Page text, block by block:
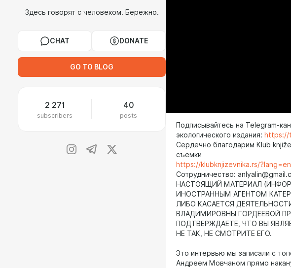
Здесь говорят с человеком. Бережно.
CHAT DONATE
GO TO BLOG
2 271
subscribers
40
posts
Подписывайтесь на Telegram-
экологического издания: https://
Сердечно благодарим Klub
съемки
https://klubknjizevnika.rs/?lang=en
Сотрудничество:
НАСТОЯЩИЙ МАТЕРИАЛ
ИНОСТРАННЫМ АГЕНТОМ
ЛИБО КАСАЕТСЯ
ВЛАДИМИРОВНЫ ГОРДЕЕВОЙ
ПОДТВЕРЖДАЕТЕ, ЧТО ВЫ
НЕ ТАК, НЕ СМОТРИТЕ ЕГО.
Это интервью мы записали с
Андреем Мовчаном прямо